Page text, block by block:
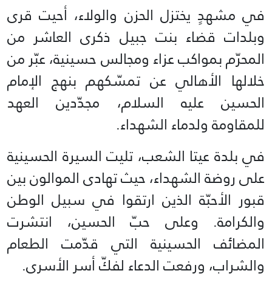
في مشهدٍ يختزل الحزن والولاء، أحيت قرى
وبلدات قضاء بنت جبيل ذكرى العاشر من
المحرّم بمواكب عزاء ومجالس حسينية، عبّر من
خلالها الأهالي عن تمسّكهم بنهج الإمام
الحسين عليه السلام، مجدّدين العهد
للمقاومة ولدماء الشهداء.
في بلدة عيتا الشعب، تليت السيرة الحسينية
على روضة الشهداء، حيث تهادى الموالون بين
قبور الأحبّة الذين ارتقوا في سبيل الوطن
والكرامة. وعلى حبّ الحسين، انتشرت
المضائف الحسينية التي قدّمت الطعام
والشراب، ورفعت الدعاء لفكّ أسر الأسرى.